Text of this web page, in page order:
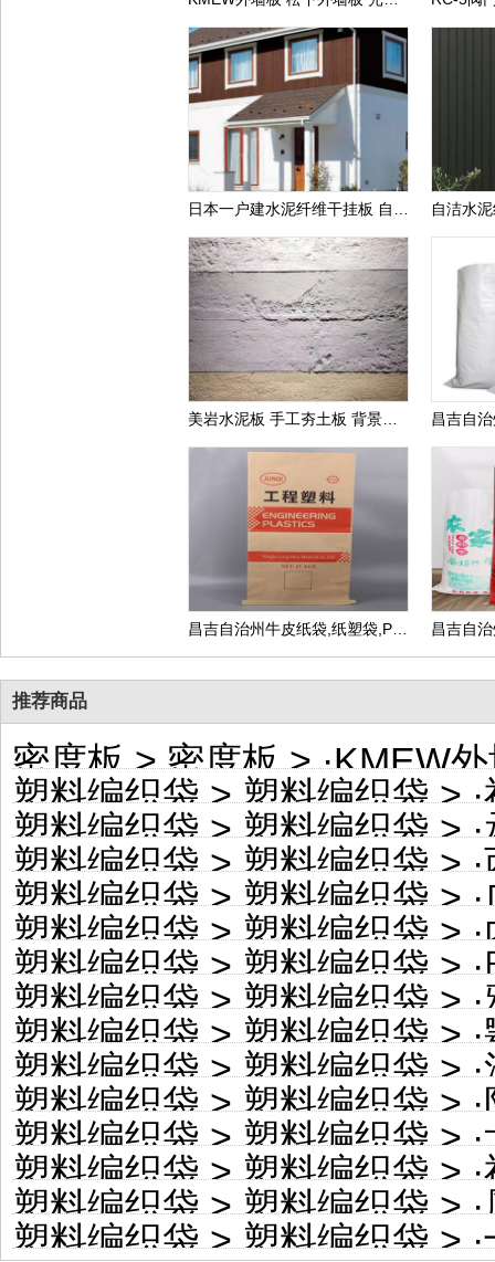
推荐商品
密度板>密度板> ·KMEW外
塑料编织袋>塑料编织袋> ·
塑料编织袋>塑料编织袋> ·
塑料编织袋>塑料编织袋> ·
塑料编织袋>塑料编织袋> ·
塑料编织袋>塑料编织袋> ·
塑料编织袋>塑料编织袋> ·
塑料编织袋>塑料编织袋> ·
塑料编织袋>塑料编织袋> ·
塑料编织袋>塑料编织袋> ·
塑料编织袋>塑料编织袋> ·
塑料编织袋>塑料编织袋> ·
塑料编织袋>塑料编织袋> ·
塑料编织袋>塑料编织袋> ·
塑料编织袋>塑料编织袋> ·